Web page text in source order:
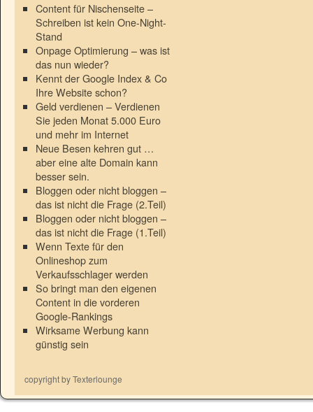
Content für Nischenseite –
Schreiben ist kein One-Night-
Stand
Onpage Optimierung – was ist
das nun wieder?
Kennt der Google Index & Co
Ihre Website schon?
Geld verdienen – Verdienen
Sie jeden Monat 5.000 Euro
und mehr im Internet
Neue Besen kehren gut …
aber eine alte Domain kann
besser sein.
Bloggen oder nicht bloggen –
das ist nicht die Frage (2.Teil)
Bloggen oder nicht bloggen –
das ist nicht die Frage (1.Teil)
Wenn Texte für den
Onlineshop zum
Verkaufsschlager werden
So bringt man den eigenen
Content in die vorderen
Google-Rankings
Wirksame Werbung kann
günstig sein
copyright by Texterlounge